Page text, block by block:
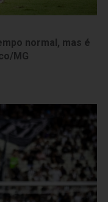
normal, mas é
MG